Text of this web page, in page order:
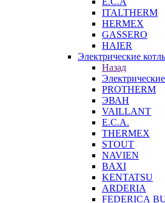
ITALTHERM
HERMEX
GASSERO
HAIER
Электрические
Назад
PROTHERM
ЭВАН
VAILLANT
E.C.A.
THERMEX
STOUT
NAVIEN
BAXI
KENTATSU
ARDERIA
FEDERICА